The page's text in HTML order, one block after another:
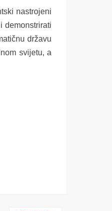
nastrojeni
demonstrirati
državu
svijetu, a